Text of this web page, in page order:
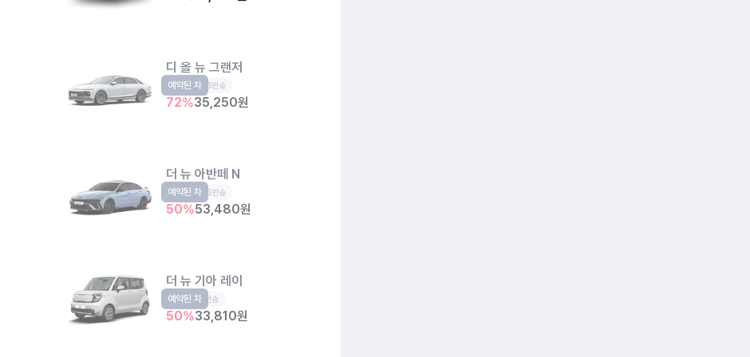
디 올 뉴 그랜저
준대형 5인승
72%35,250원
예약된 차
더 뉴 아반떼 N
준중형 5인승
50%53,480원
예약된 차
더 뉴 기아 레이
경형 5인승
50%33,810원
예약된 차